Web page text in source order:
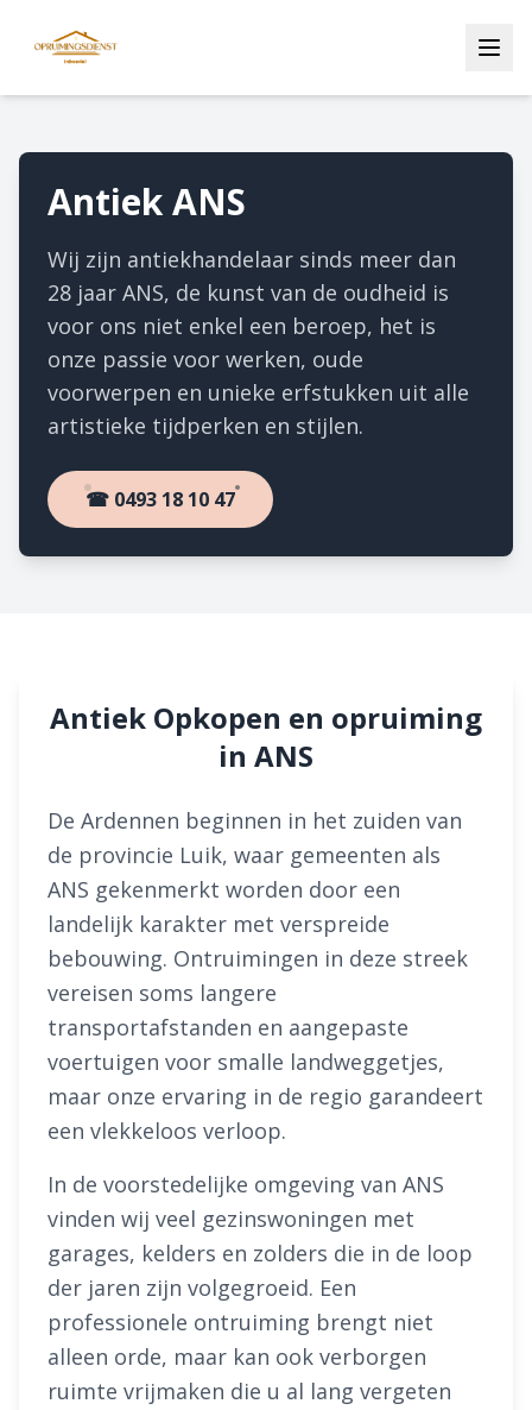
Antiek ANS
Wij zijn antiekhandelaar sinds meer dan
28 jaar ANS, de kunst van de oudheid is
voor ons niet enkel een beroep, het is
onze passie voor werken, oude
voorwerpen en unieke erfstukken uit alle
artistieke tijdperken en stijlen.
☎ 0493 18 10 47
Antiek Opkopen en opruiming
in ANS
De Ardennen beginnen in het zuiden van
de provincie Luik, waar gemeenten als
ANS gekenmerkt worden door een
landelijk karakter met verspreide
bebouwing. Ontruimingen in deze streek
vereisen soms langere
transportafstanden en aangepaste
voertuigen voor smalle landweggetjes,
maar onze ervaring in de regio garandeert
een vlekkeloos verloop.
In de voorstedelijke omgeving van ANS
vinden wij veel gezinswoningen met
garages, kelders en zolders die in de loop
der jaren zijn volgegroeid. Een
professionele ontruiming brengt niet
alleen orde, maar kan ook verborgen
ruimte vrijmaken die u al lang vergeten